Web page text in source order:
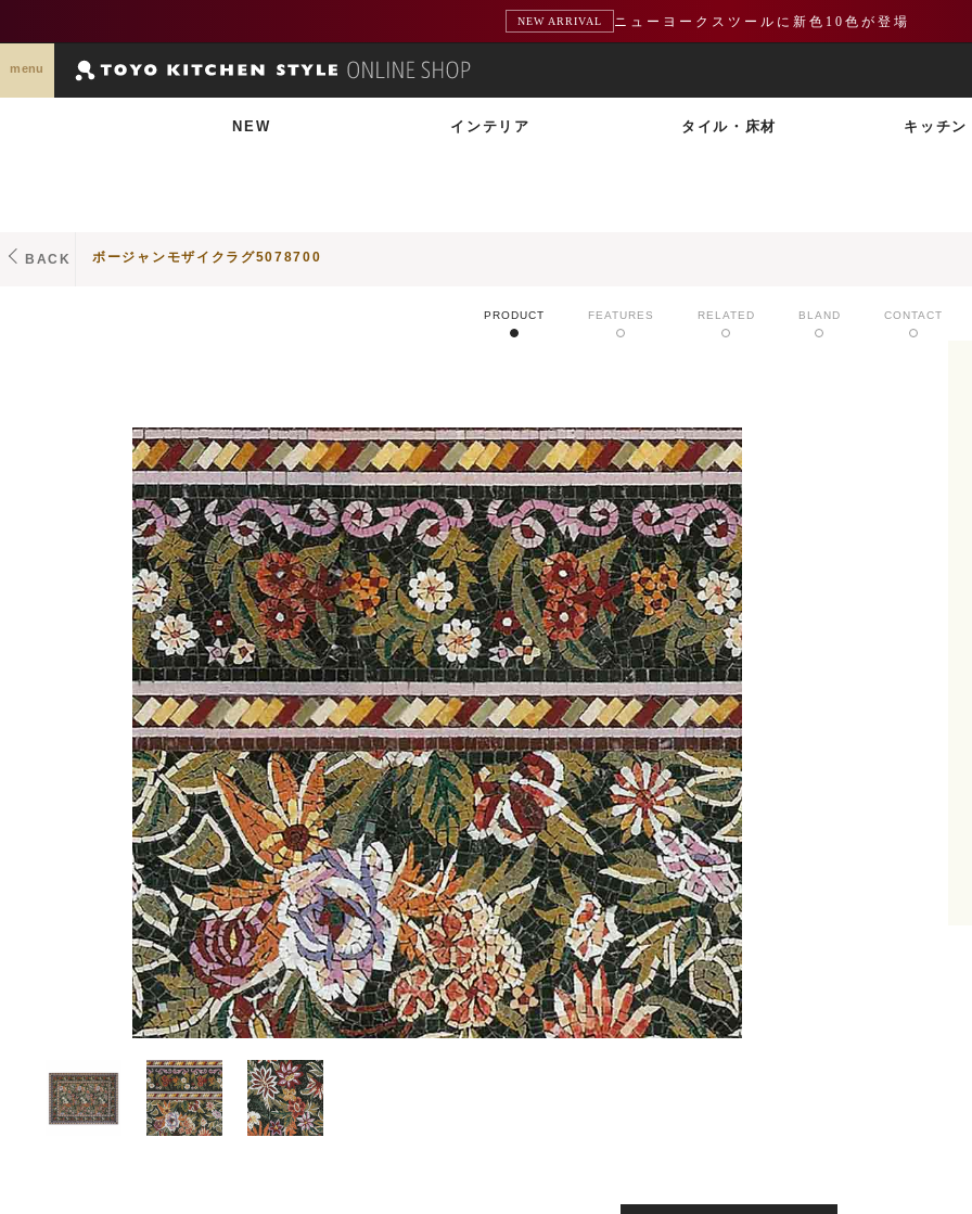
NEW ARRIVAL ニューヨークスツールに新色10色が登場
menu
NEW インテリア タイル・床材 キッチン
BACK ボージャンモザイクラグ5078700
PRODUCT FEATURES RELATED BLAND CONTACT